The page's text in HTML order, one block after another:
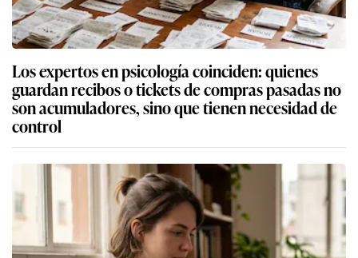
Los expertos en psicología coinciden: quienes
guardan recibos o tickets de compras pasadas no
son acumuladores, sino que tienen necesidad de
control